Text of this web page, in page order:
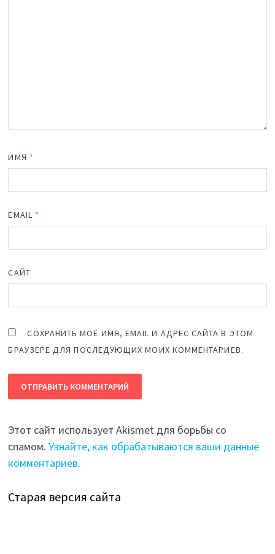
ИМЯ *
EMAIL *
САЙТ
СОХРАНИТЬ МОЁ ИМЯ, EMAIL И АДРЕС САЙТА В ЭТОМ
БРАУЗЕРЕ ДЛЯ ПОСЛЕДУЮЩИХ МОИХ КОММЕНТАРИЕВ.
Этот сайт использует Akismet для борьбы со
спамом.Узнайте, как обрабатываются ваши данные
комментариев.
Старая версия сайта